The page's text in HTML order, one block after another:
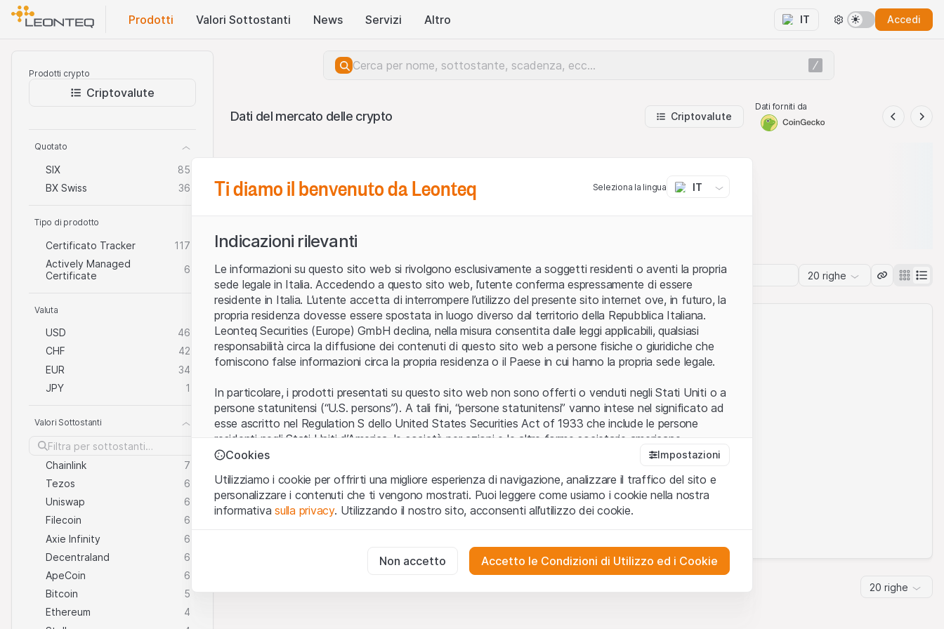
Prodotti Valori Sottostanti News Servizi Altro IT Accedi
Prodotti crypto
Criptovalute
Quotato
SIX
85
BX Swiss
36
Tipo di prodotto
Certificato Tracker
117
Actively Managed
Certificate
6
Valuta
USD
46
CHF
42
EUR
34
JPY
1
Valori Sottostanti
Chainlink
7
Tezos
6
Uniswap
6
Filecoin
6
Axie Infinity
6
Decentraland
6
ApeCoin
6
Bitcoin
5
Ethereum
4
Dati del mercato delle crypto Criptovalute
Dati forniti da
Prodotti crypto0 of 0 20 righe
Cannot show products.
20 righe
Ti diamo il benvenuto da Leonteq Seleziona la lingua IT
Indicazioni rilevanti
Le informazioni su questo sito web si rivolgono esclusivamente a soggetti residenti o aventi la propria
sede legale in Italia. Accedendo a questo sito web, l’utente conferma espressamente di essere
residente in Italia. L’utente accetta di interrompere l’utilizzo del presente sito internet ove, in futuro, la
propria residenza dovesse essere spostata in luogo diverso dal territorio della Repubblica Italiana.
Leonteq Securities (Europe) GmbH declina, nella misura consentita dalle leggi applicabili, qualsiasi
responsabilità circa la diffusione dei contenuti di questo sito web a persone fisiche o giuridiche che
forniscono false informazioni circa la propria residenza o il Paese in cui hanno la propria sede legale.
In particolare, i prodotti presentati su questo sito web non sono offerti o venduti negli Stati Uniti o a
persone statunitensi (“U.S. persons”). A tali fini, “persone statunitensi” vanno intese nel significato ad
esse ascritto nel Regulation S dello United States Securities Act of 1933 che include le persone
residenti negli Stati Uniti d’America, le società per azioni e le altre forme societarie americane.
Con l’accesso al sito web (di seguito, il “Sito”) si dichiara di aver compreso e di accettare le
informazioni legali, le avvertenze importanti e le condizioni di utilizzo ivi rese disponibili. Nel caso in
cui leCondizioni di utilizzonon siano accettate, l’utente è tenuto ad interrompere l’utilizzo del
Assenza di offerta o invito ad acquistare
Le informazioni, i prodotti, i dati, i servizi, gli strumenti, i documenti (i “Contenuti del Sito”) contenuti o
descritti su questo Sito web hanno esclusivamente finalità informative e non rappresentano né
Cookies Impostazioni
Utilizziamo i cookie per offrirti una migliore esperienza di navigazione, analizzare il traffico del sito e
personalizzare i contenuti che ti vengono mostrati. Puoi leggere come usiamo i cookie nella nostra
informativasulla privacy. Utilizzando il nostro sito, acconsenti all’utilizzo dei cookie.
Questi cookie sono necessari per il funzionamento del sito web e non possono essere disattivati.
Non accetto Accetto le Condizioni di Utilizzo ed i Cookie